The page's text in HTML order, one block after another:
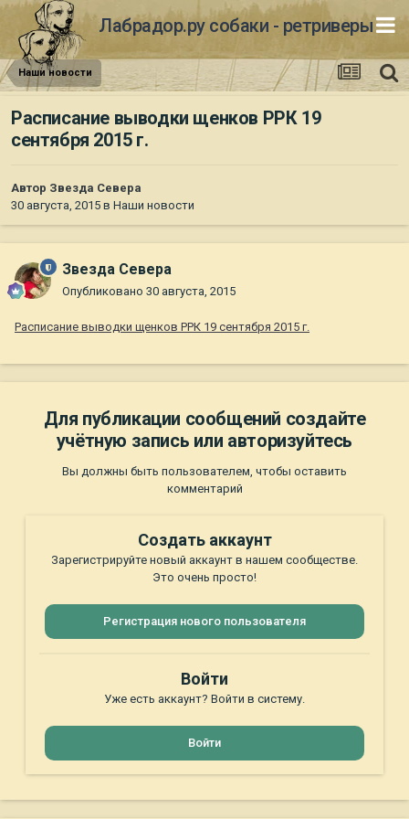
Лабрадор.ру собаки - ретриверы
Наши новости
Расписание выводки щенков РРК 19
сентября 2015 г.
Автор Звезда Севера
30 августа, 2015 в Наши новости
Звезда Севера
Опубликовано 30 августа, 2015
Расписание выводки щенков РРК 19 сентября 2015 г.
Для публикации сообщений создайте
учётную запись или авторизуйтесь
Вы должны быть пользователем, чтобы оставить
комментарий
Создать аккаунт
Зарегистрируйте новый аккаунт в нашем сообществе.
Это очень просто!
Регистрация нового пользователя
Войти
Уже есть аккаунт? Войти в систему.
Войти